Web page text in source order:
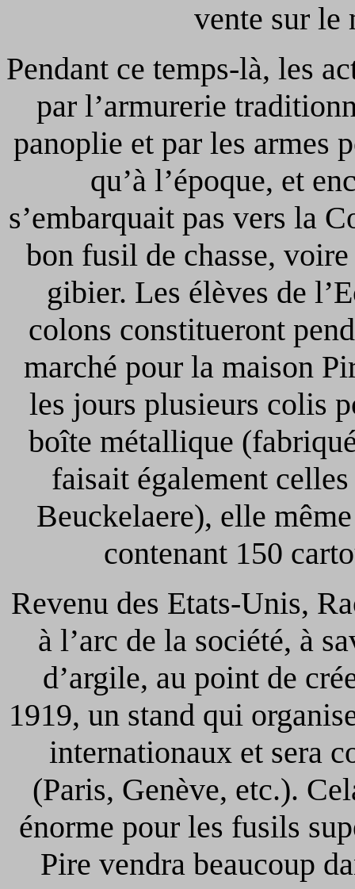
vente sur le
Pendant ce temps-là, les
par l’armurerie
panoplie et par les armes
qu’à l’époque, et
s’embarquait pas vers la
bon fusil de chasse,
gibier. Les élèves de
colons constitueront
marché pour la maison
les jours plusieurs colis
boîte métallique
faisait également
Beuckelaere), elle
contenant 150
Revenu des Etats-Unis,
à l’arc de la société, à
d’argile, au point de
1919, un stand qui
internationaux et sera
(Paris, Genève, etc.).
énorme pour les fusils
Pire vendra beaucoup